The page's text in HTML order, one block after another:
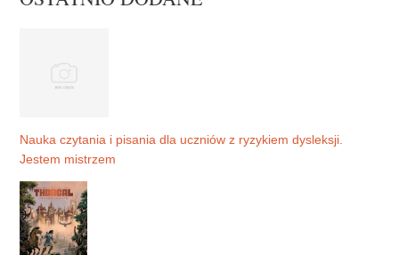
Nauka czytania i pisania dla uczniów z ryzykiem dysleksji.
Jestem mistrzem